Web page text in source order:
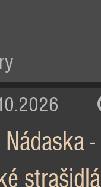
Nádaska -
strašidlá